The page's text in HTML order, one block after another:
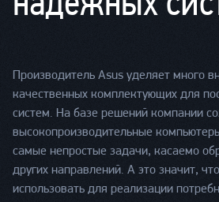
Производитель Asus уделяет много
качественных комплектующих для
систем. На базе решений компании
высокопроизводительные
самые непростые задачи, касаемо
других направлений. А это значит,
использовать для реализации